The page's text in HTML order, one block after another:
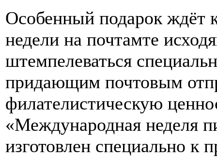
Особенный подарок ждёт
недели на почтамте
штемпелеваться
придающим почтовым
филателистическую
«Международная неделя
изготовлен специально к